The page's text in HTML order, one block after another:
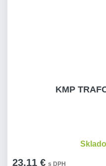
KMP
23,11 € s DPH